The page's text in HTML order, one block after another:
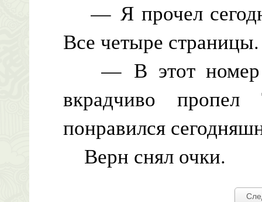
— Я прочел
Все четыре страницы.
— В этот номер
вкрадчиво
понравился
Верн снял очки.